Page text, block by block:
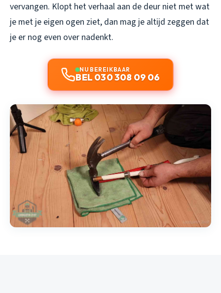
vervangen. Klopt het verhaal aan de deur niet met wat
je met je eigen ogen ziet, dan mag je altijd zeggen dat
je er nog even over nadenkt.
NU BEREIKBAAR
BEL 030 308 09 06